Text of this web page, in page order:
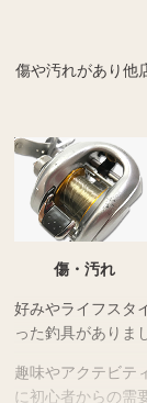
傷や汚れがあり他
傷・汚れ
好みやライフスタ
った釣具がありま
趣味やアクテビテ
に初心者からの需